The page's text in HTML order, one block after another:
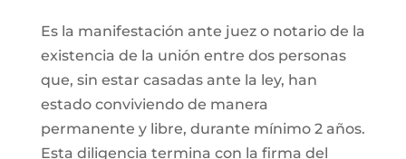
Es la manifestación ante juez o notario de la
existencia de la unión entre dos personas
que, sin estar casadas ante la ley, han
estado conviviendo de manera
permanente y libre, durante mínimo 2 años.
Esta diligencia termina con la firma del